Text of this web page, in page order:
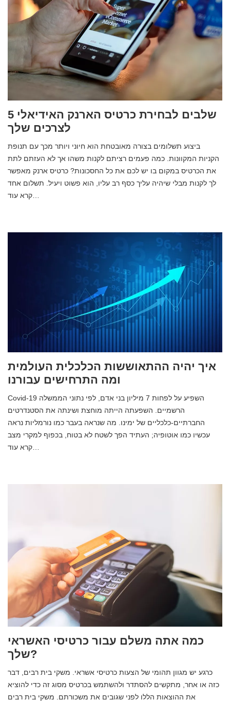
5 שלבים לבחירת כרטיס הארנק האידיאלי
לצרכים שלך
ביצוע תשלומים בצורה מאובטחת הוא חיוני ויותר מכך עם תנופת
הקניות המקוונות. כמה פעמים רציתם לקנות משהו אך לא העזתם לתת
את הכרטיס במקום בו יש לכם את כל החסכונות? כרטיס ארנק מאפשר
לך לקנות מבלי שיהיה עליך כסף רב עליו, הוא פשוט ויעיל. תשלום אחד
איך יהיה ההתאוששות הכלכלית העולמית
ומה התרחישים עבורנו
Covid-19 השפיע על לפחות 7 מיליון בני אדם, לפי נתוני הממשלה
הרשמיים. השפעתה הייתה מוחצת ושינתה את הסטנדרטים
החברתיים-כלכליים של ימינו. מה שנראה בעבר כמו נורמליות נראה
עכשיו כמו אוטופיה; העתיד הפך לשטח לא בטוח, בכפוף למקרי מצב
כמה אתה משלם עבור כרטיסי האשראי
שלך?
כרגע יש מגוון תהומי של הצעות כרטיסי אשראי. משקי בית רבים, דבר
כזה או אחר, מתקשים להסתדר ולהשתמש בכרטיס מסוג זה כדי להוציא
את ההוצאות הללו לפני שגובים את משכורתם. משקי בית רבים